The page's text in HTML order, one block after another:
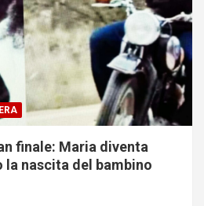
finale: Maria diventa
la nascita del bambino